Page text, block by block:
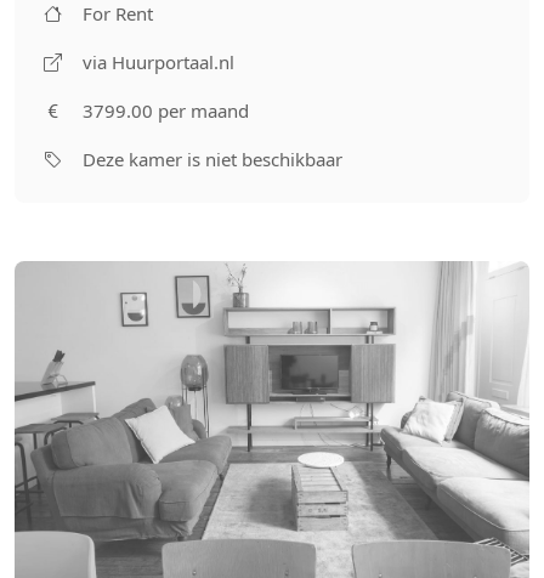
For Rent
via Huurportaal.nl
3799.00 per maand
Deze kamer is niet beschikbaar